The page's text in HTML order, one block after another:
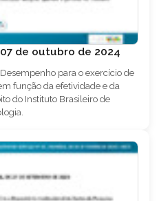
07 de outubro de 2024
para o exercício de
função da efetividade e da
do Instituto Brasileiro de